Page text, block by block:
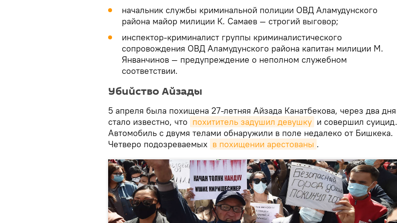
начальник службы криминальной полиции ОВД Аламудунского
района майор милиции К. Самаев — строгий выговор;
инспектор-криминалист группы криминалистического
сопровождения ОВД Аламудунского района капитан милиции М.
Янванчинов — предупреждение о неполном служебном
соответствии.
Убийство Айзады
5 апреля была похищена 27-летняя Айзада Канатбекова, через два дня
стало известно, что похититель задушил девушку и совершил суицид.
Автомобиль с двумя телами обнаружили в поле недалеко от Бишкека.
Четверо подозреваемых в похищении арестованы .